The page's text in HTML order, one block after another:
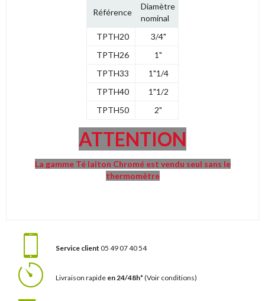
Référence
Diamètre
nominal
TPTH20
3/4"
TPTH26
1"
TPTH33
1"1/4
TPTH40
1"1/2
TPTH50
2"
ATTENTION
La gamme Té laiton Chromé est vendu seul sans le
thermomètre
Service client 05 49 07 40 54
Livraison rapide en 24/48h*(Voir conditions)